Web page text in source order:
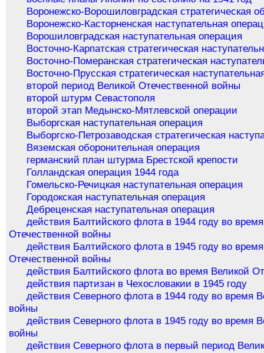
Воронежско-Ворошиловградская стратегическая
Воронежско-Касторненская наступательная
Ворошиловградская наступательная операция
Восточно-Карпатская стратегическая
Восточно-Померанская стратегическая
Восточно-Прусская стратегическая
второй период Великой Отечественной войны
второй штурм Севастополя
второй этап Медынско-Мятлевской операции
Выборгская наступательная операция
Выборгско-Петрозаводская стратегическая
Вяземская оборонительная операция
германский план штурма Брестской крепости
Голландская операция 1944 года
Гомельско-Речицкая наступательная операция
Городокская наступательная операция
Дебреценская наступательная операция
действия Балтийского флота в 1944 году во
Отечественной войны
действия Балтийского флота в 1945 году во
Отечественной войны
действия Балтийского флота во время Великой
действия партизан в Чехословакии в 1945 году
действия Северного флота в 1944 году во время
войны
действия Северного флота в 1945 году во время
войны
действия Северного флота в первый период